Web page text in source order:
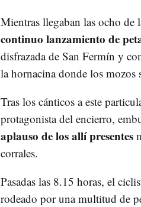
Mientras llegaban las ocho de
continuo lanzamiento de
disfrazada de San Fermín y
la hornacina donde los mozos
Tras los cánticos a este
protagonista del encierro,
aplauso de los allí presentes
corrales.
Pasadas las 8.15 horas, el
rodeado por una multitud de